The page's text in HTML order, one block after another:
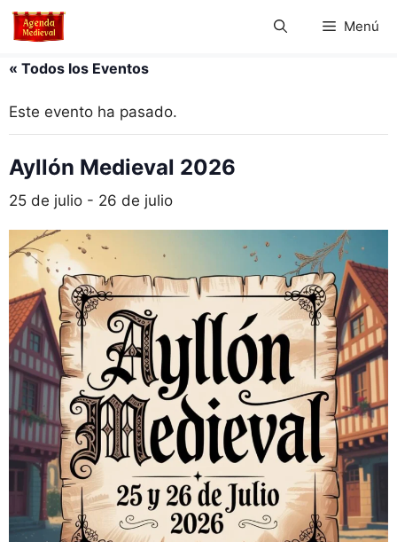
Saltar
Menú
« Todos los Eventos
Este evento ha pasado.
Ayllón Medieval 2026
25 de julio - 26 de julio